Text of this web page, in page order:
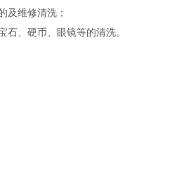
及维修清洗；
、硬币、眼镜等的清洗。